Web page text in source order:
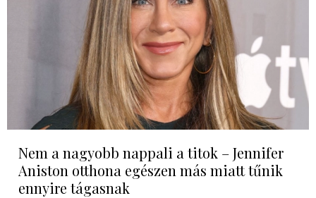
Nem a nagyobb nappali a titok – Jennifer
Aniston otthona egészen más miatt tűnik
ennyire tágasnak